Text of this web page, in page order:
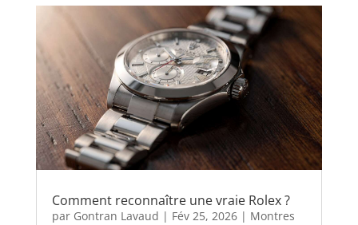
Comment reconnaître une vraie Rolex ?
par Gontran Lavaud | Fév 25, 2026| Montres